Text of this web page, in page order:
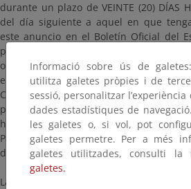
durante un plazo de VEINTE (20) DÍAS
del día siguiente a aquel en que
este anuncio en el Boletín Oficial del
pueden consultar y presentar las
oportunas. La documentación para
en esta página, así como en las
Costas en Murcia, ubicadas en Avenida
planta, Edificio de Servicios
hábiles y en horario comprendido entre
Para evitar esperas innecesarias
de la dirección de correo electrónico
Las alegaciones y observaciones
Informació sobre ús de
utilitza galetes pròpies i de
sessió, personalitzar
dades estadístiques de
les galetes o, si vol, pot
galetes permetre. Per a més
galetes utilitzades, consulti la
galetes.